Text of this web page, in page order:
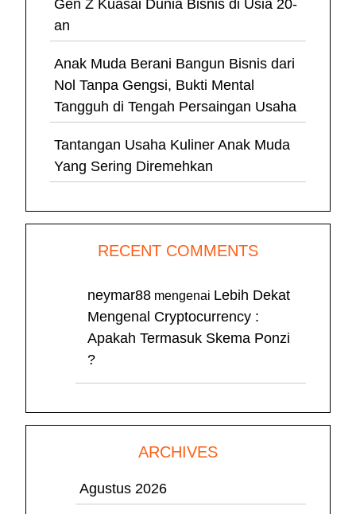
Gen Z Kuasai Dunia Bisnis di Usia 20-
an
Anak Muda Berani Bangun Bisnis dari
Nol Tanpa Gengsi, Bukti Mental
Tangguh di Tengah Persaingan Usaha
Tantangan Usaha Kuliner Anak Muda
Yang Sering Diremehkan
RECENT COMMENTS
neymar88 mengenai Lebih Dekat
Mengenal Cryptocurrency :
Apakah Termasuk Skema Ponzi
?
ARCHIVES
Agustus 2026